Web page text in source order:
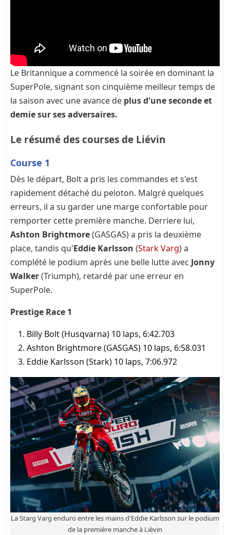
Le Britannique a commencé la soirée en dominant la
SuperPole, signant son cinquième meilleur temps de
la saison avec une avance de plus d'une seconde et
demie sur ses adversaires.
Le résumé des courses de Liévin
Course 1
Dès le départ, Bolt a pris les commandes et s'est
rapidement détaché du peloton. Malgré quelques
erreurs, il a su garder une marge confortable pour
remporter cette première manche. Derriere lui,
Ashton Brightmore(GASGAS) a pris la deuxième
place, tandis qu'Eddie Karlsson (Stark Varg) a
complété le podium après une belle lutte avec Jonny
Walker(Triumph), retardé par une erreur en
SuperPole.
Prestige Race 1
Billy Bolt (Husqvarna) 10 laps, 6:42.703
Ashton Brightmore (GASGAS) 10 laps, 6:58.031
Eddie Karlsson (Stark) 10 laps, 7:06.972
La Starg Varg enduro entre les mains d'Eddie Karlsson sur le podium
de la première manche à Lièvin